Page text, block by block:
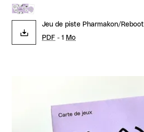
Jeu de piste Pharmakon/Reboot
PDF - 1 Mo